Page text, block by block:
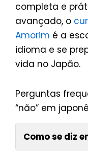
completa e
avançado, o
Amorim é a
idioma e se
vida no Japão.
Perguntas
“não” em
Como se diz